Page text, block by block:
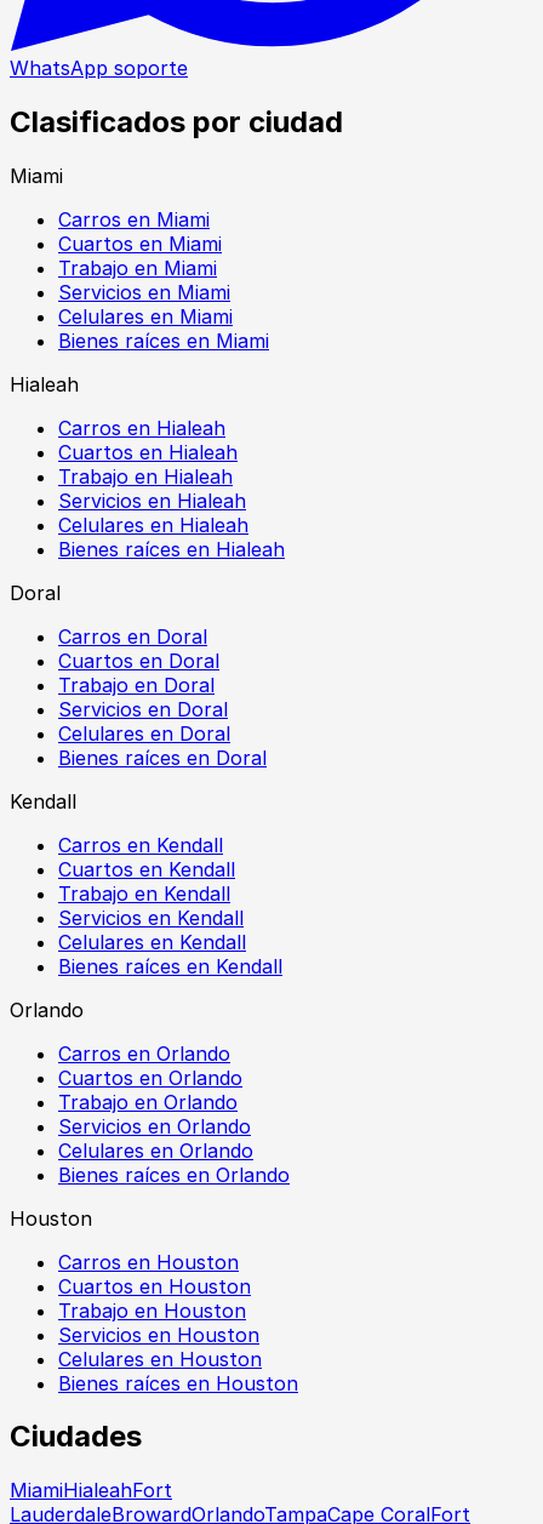
WhatsApp soporte
Clasificados por ciudad
Miami
Carros en Miami
Cuartos en Miami
Trabajo en Miami
Servicios en Miami
Celulares en Miami
Bienes raíces en Miami
Hialeah
Carros en Hialeah
Cuartos en Hialeah
Trabajo en Hialeah
Servicios en Hialeah
Celulares en Hialeah
Bienes raíces en Hialeah
Doral
Carros en Doral
Cuartos en Doral
Trabajo en Doral
Servicios en Doral
Celulares en Doral
Bienes raíces en Doral
Kendall
Carros en Kendall
Cuartos en Kendall
Trabajo en Kendall
Servicios en Kendall
Celulares en Kendall
Bienes raíces en Kendall
Orlando
Carros en Orlando
Cuartos en Orlando
Trabajo en Orlando
Servicios en Orlando
Celulares en Orlando
Bienes raíces en Orlando
Houston
Carros en Houston
Cuartos en Houston
Trabajo en Houston
Servicios en Houston
Celulares en Houston
Bienes raíces en Houston
Ciudades
MiamiHialeahFort
LauderdaleBrowardOrlandoTampaCape CoralFort